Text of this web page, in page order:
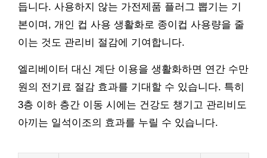
듭니다. 사용하지 않는 가전제품 플러그 뽑기는 기
본이며, 개인 컵 사용 생활화로 종이컵 사용량을 줄
이는 것도 관리비 절감에 기여합니다.
엘리베이터 대신 계단 이용을 생활화하면 연간 수만
원의 전기료 절감 효과를 기대할 수 있습니다. 특히
3층 이하 층간 이동 시에는 건강도 챙기고 관리비도
아끼는 일석이조의 효과를 누릴 수 있습니다.